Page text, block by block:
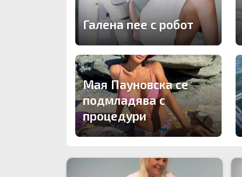
Галена пее с робот
Мая Пауновска се
подмладява с
процедури